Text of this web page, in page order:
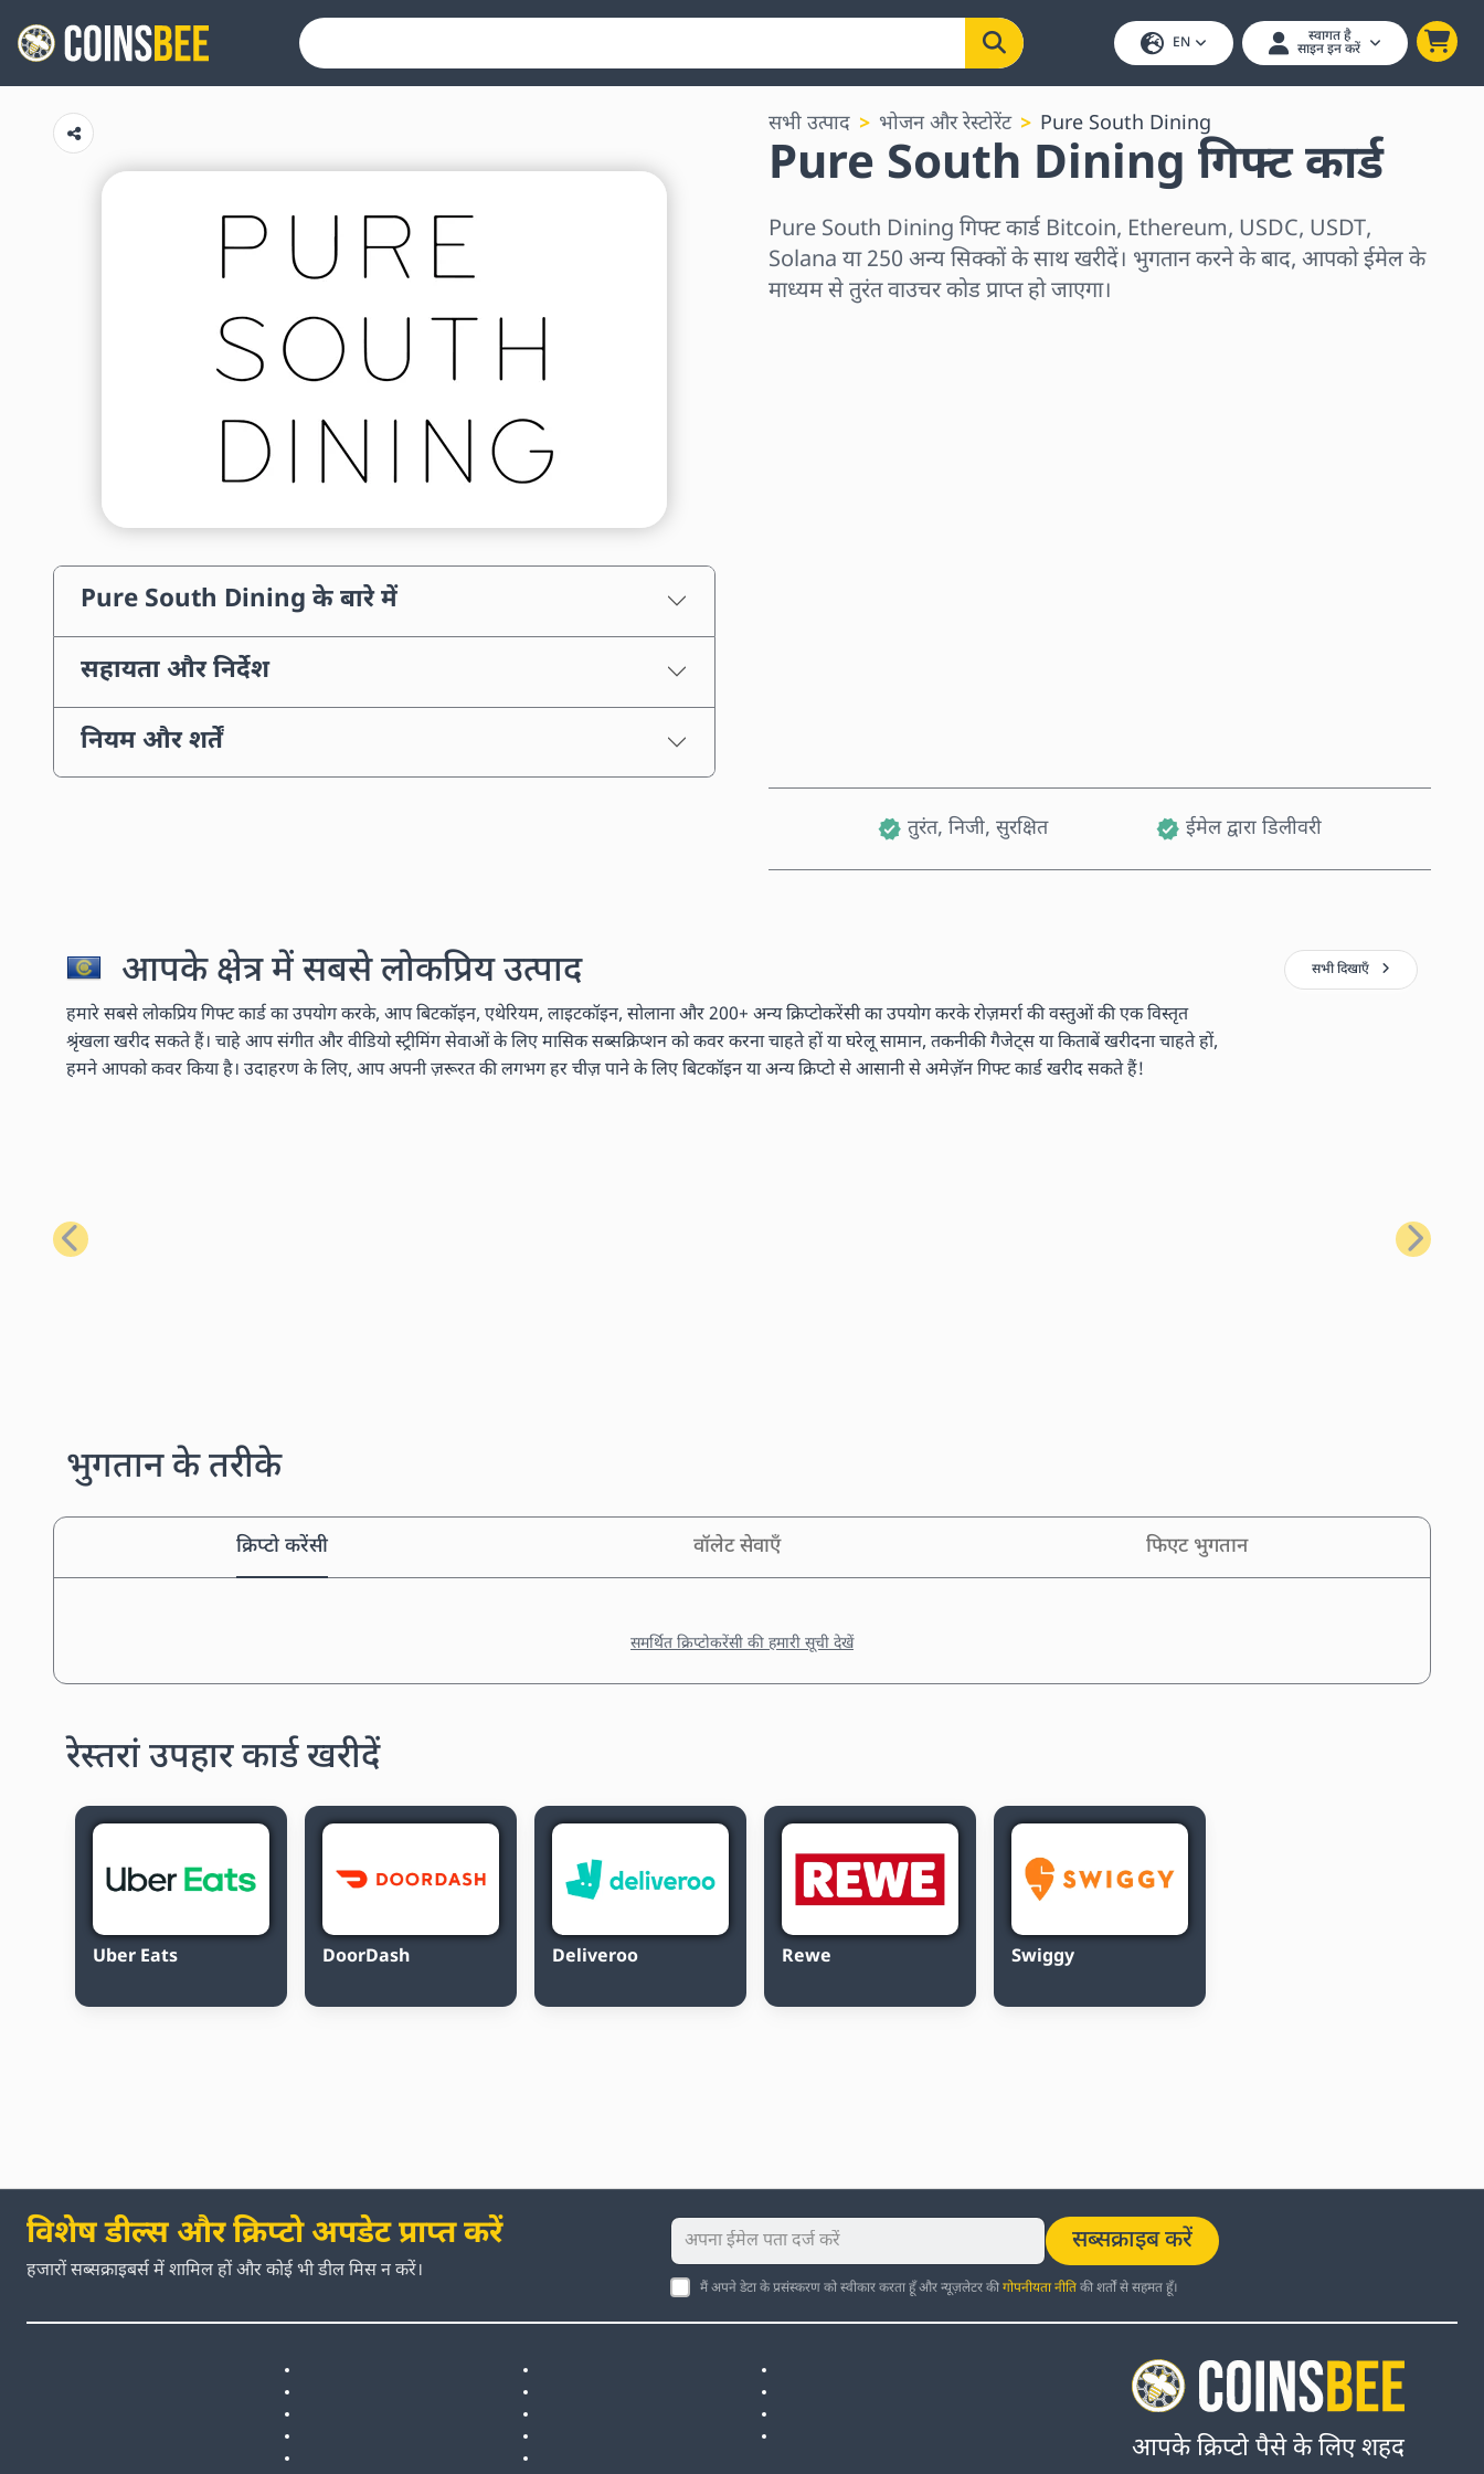
EN स्वागत है
साइन इन करें
Pure South Dining के बारे में
सहायता और निर्देश
नियम और शर्तें
सभी उत्पाद भोजन और रेस्टोरेंट Pure South Dining
Pure South Dining गिफ्ट कार्ड
Pure South Dining गिफ्ट कार्ड Bitcoin, Ethereum, USDC, USDT,
Solana या 250 अन्य सिक्कों के साथ खरीदें। भुगतान करने के बाद, आपको ईमेल के
माध्यम से तुरंत वाउचर कोड प्राप्त हो जाएगा।
तुरंत, निजी, सुरक्षित ईमेल द्वारा डिलीवरी
आपके क्षेत्र में सबसे लोकप्रिय उत्पाद
हमारे सबसे लोकप्रिय गिफ्ट कार्ड का उपयोग करके, आप बिटकॉइन, एथेरियम, लाइटकॉइन, सोलाना और 200+ अन्य क्रिप्टोकरेंसी का उपयोग करके रोज़मर्रा की वस्तुओं की एक विस्तृत
श्रृंखला खरीद सकते हैं। चाहे आप संगीत और वीडियो स्ट्रीमिंग सेवाओं के लिए मासिक सब्सक्रिप्शन को कवर करना चाहते हों या घरेलू सामान, तकनीकी गैजेट्स या किताबें खरीदना चाहते हों,
हमने आपको कवर किया है। उदाहरण के लिए, आप अपनी ज़रूरत की लगभग हर चीज़ पाने के लिए बिटकॉइन या अन्य क्रिप्टो से आसानी से अमेज़ॅन गिफ्ट कार्ड खरीद सकते हैं!
सभी दिखाएँ
पिछला अगला
भुगतान के तरीके
क्रिप्टो करेंसी वॉलेट सेवाएँ फिएट भुगतान
समर्थित क्रिप्टोकरेंसी की हमारी सूची देखें
रेस्तरां उपहार कार्ड खरीदें
Uber Eats DoorDash Deliveroo Rewe Swiggy
विशेष डील्स और क्रिप्टो अपडेट प्राप्त करें
हजारों सब्सक्राइबर्स में शामिल हों और कोई भी डील मिस न करें।
सब्सक्राइब करें
मैं अपने डेटा के प्रसंस्करण को स्वीकार करता हूँ और न्यूज़लेटर कीगोपनीयता नीतिकी शर्तों से सहमत हूँ।
आपके क्रिप्टो पैसे के लिए शहद